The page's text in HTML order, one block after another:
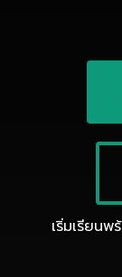
เริ่มเรียน